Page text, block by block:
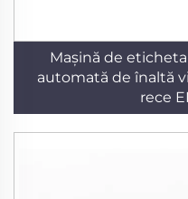
Mașină de
automată de înaltă
rece